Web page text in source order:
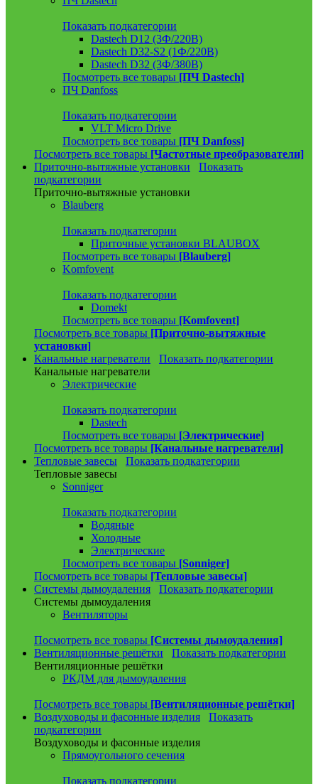
Показать подкатегории
Dastech D12 (3Ф/220В)
Dastech D32-S2 (1Ф/220В)
Dastech D32 (3Ф/380В)
Посмотреть все товары [ПЧ Dastech]
ПЧ Danfoss
Показать подкатегории
VLT Micro Drive
Посмотреть все товары [ПЧ Danfoss]
Посмотреть все товары [Частотные преобразователи]
Приточно-вытяжные установки
Показать
подкатегории
Приточно-вытяжные установки
Blauberg
Показать подкатегории
Приточные установки BLAUBOX
Посмотреть все товары [Blauberg]
Komfovent
Показать подкатегории
Domekt
Посмотреть все товары [Komfovent]
Посмотреть все товары [Приточно-вытяжные
установки]
Канальные нагреватели
Показать подкатегории
Канальные нагреватели
Электрические
Показать подкатегории
Dastech
Посмотреть все товары [Электрические]
Посмотреть все товары [Канальные нагреватели]
Тепловые завесы
Показать подкатегории
Тепловые завесы
Sonniger
Показать подкатегории
Водяные
Холодные
Электрические
Посмотреть все товары [Sonniger]
Посмотреть все товары [Тепловые завесы]
Системы дымоудаления
Показать подкатегории
Системы дымоудаления
Вентиляторы
Посмотреть все товары [Системы дымоудаления]
Вентиляционные решётки
Показать подкатегории
Вентиляционные решётки
РКДМ для дымоудаления
Посмотреть все товары [Вентиляционные решётки]
Воздуховоды и фасонные изделия
Показать
подкатегории
Воздуховоды и фасонные изделия
Прямоугольного сечения
Показать подкатегории